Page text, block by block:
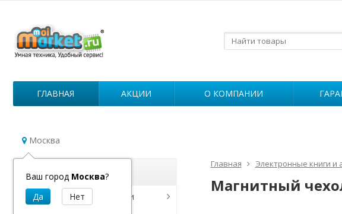
ГЛАВНАЯ АКЦИИ О КОМПАНИИ
Москва
Ваш город Москва?
Главная Электронные книги и
Магнитный
Каталог
Роботы для уборки дома и
дезинфекции